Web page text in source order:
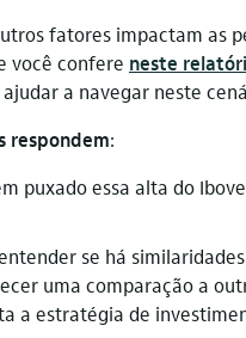
fatores impactam as
você confere neste
a navegar neste
respondem:
puxado essa alta do
se há
uma comparação a
a estratégia de